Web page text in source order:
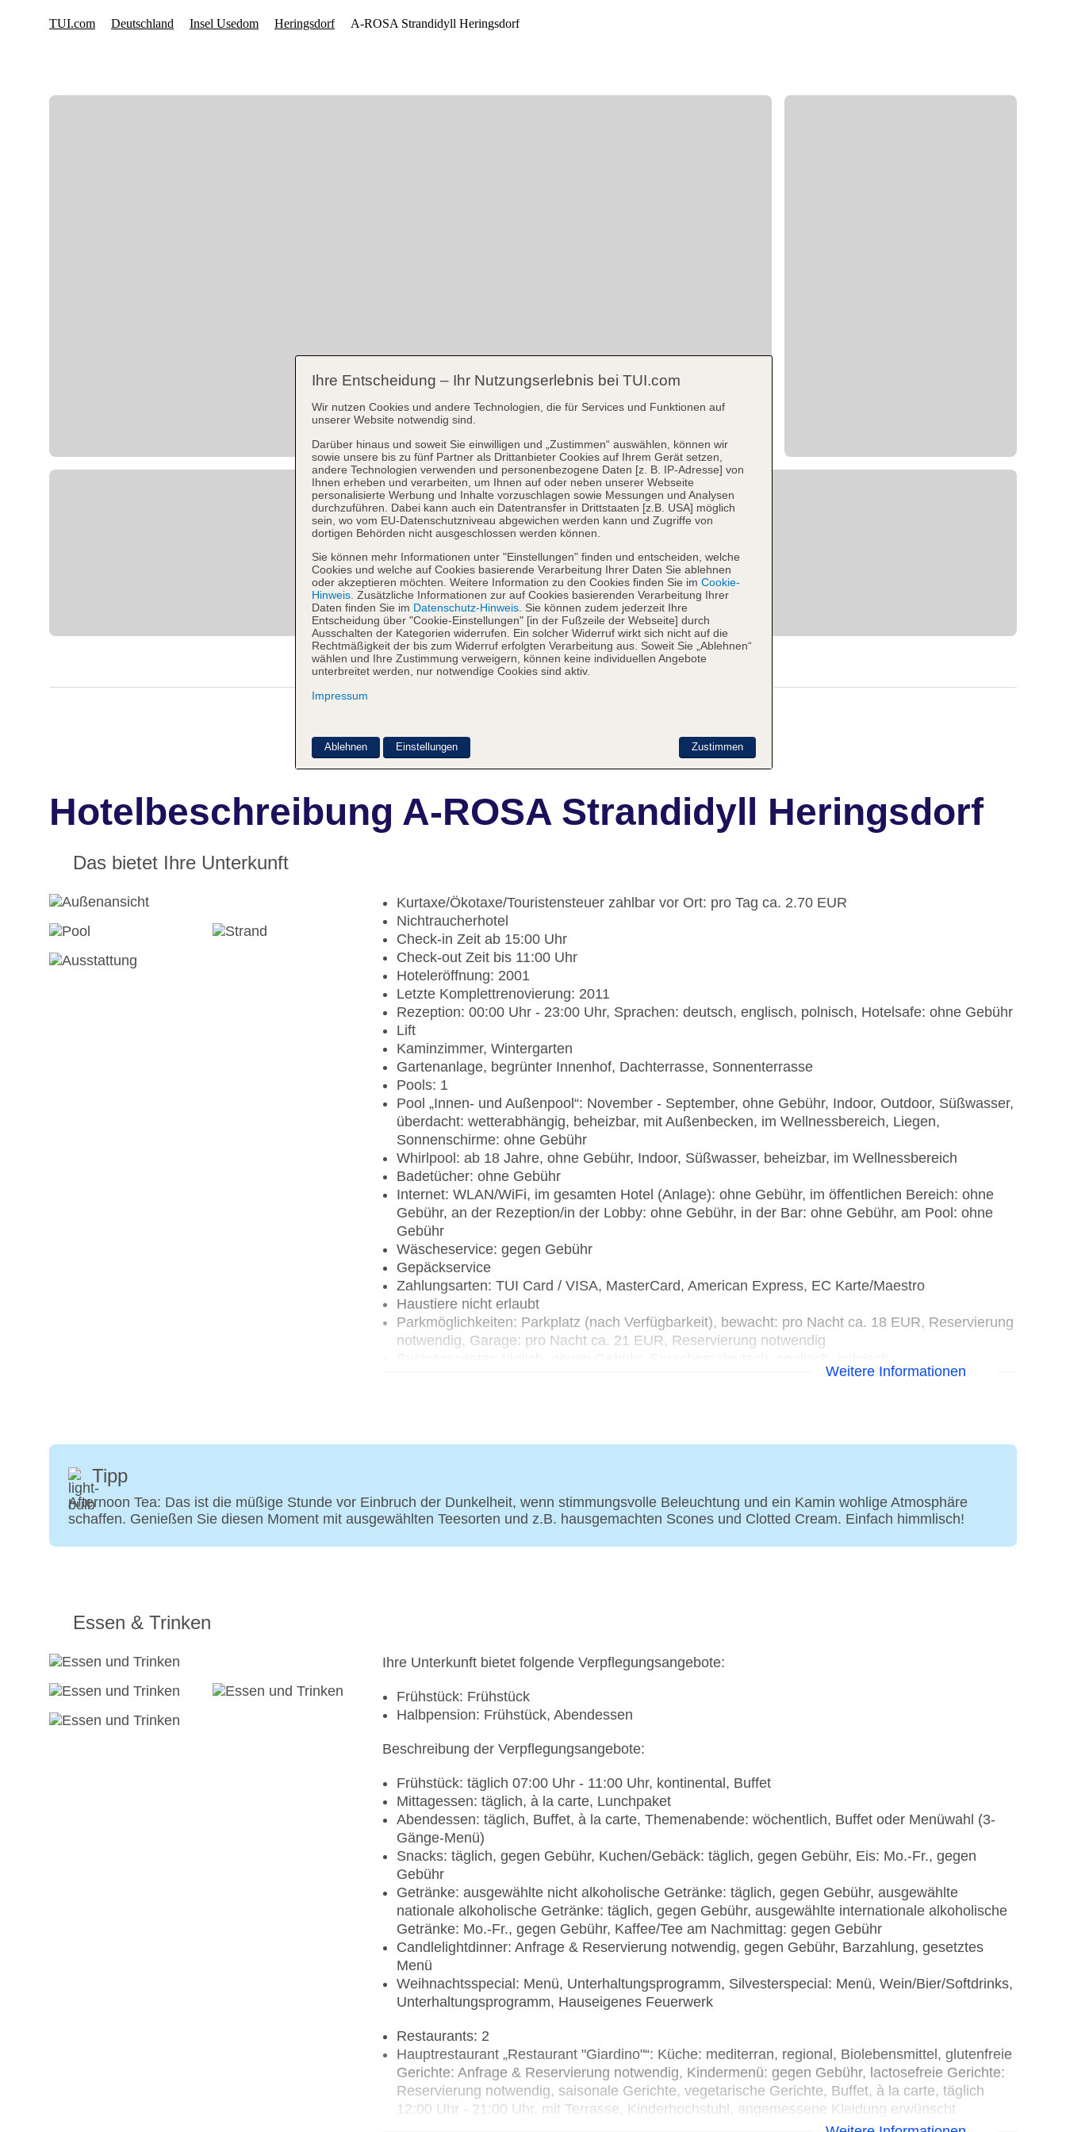
Hotelbeschreibung A-ROSA Strandidyll Heringsdorf
Das bietet Ihre Unterkunft
Kurtaxe/Ökotaxe/Touristensteuer zahlbar vor Ort: pro Tag ca. 2.70 EUR
Nichtraucherhotel
Check-in Zeit ab 15:00 Uhr
Check-out Zeit bis 11:00 Uhr
Hoteleröffnung: 2001
Letzte Komplettrenovierung: 2011
Rezeption: 00:00 Uhr - 23:00 Uhr, Sprachen: deutsch, englisch, polnisch, Hotelsafe: ohne Gebühr
Lift
Kaminzimmer, Wintergarten
Gartenanlage, begrünter Innenhof, Dachterrasse, Sonnenterrasse
Pools: 1
Pool „Innen- und Außenpool“: November - September, ohne Gebühr, Indoor, Outdoor, Süßwasser,
überdacht: wetterabhängig, beheizbar, mit Außenbecken, im Wellnessbereich, Liegen,
Sonnenschirme: ohne Gebühr
Whirlpool: ab 18 Jahre, ohne Gebühr, Indoor, Süßwasser, beheizbar, im Wellnessbereich
Badetücher: ohne Gebühr
Internet: WLAN/WiFi, im gesamten Hotel (Anlage): ohne Gebühr, im öffentlichen Bereich: ohne
Gebühr, an der Rezeption/in der Lobby: ohne Gebühr, in der Bar: ohne Gebühr, am Pool: ohne
Gebühr
Wäscheservice: gegen Gebühr
Gepäckservice
Zahlungsarten: TUI Card / VISA, MasterCard, American Express, EC Karte/Maestro
Haustiere nicht erlaubt
Parkmöglichkeiten: Parkplatz (nach Verfügbarkeit), bewacht: pro Nacht ca. 18 EUR, Reservierung
notwendig, Garage: pro Nacht ca. 21 EUR, Reservierung notwendig
Tagungseinrichtungen: Konferenzräume: 2, klimatisierte Tagungsräume, Tageslicht,
Weitere Informationen
Tipp
Afternoon Tea: Das ist die müßige Stunde vor Einbruch der Dunkelheit, wenn stimmungsvolle Beleuchtung und ein Kamin wohlige Atmosphäre
schaffen. Genießen Sie diesen Moment mit ausgewählten Teesorten und z.B. hausgemachten Scones und Clotted Cream. Einfach himmlisch!
Essen & Trinken
Ihre Unterkunft bietet folgende Verpflegungsangebote:
Frühstück: Frühstück
Halbpension: Frühstück, Abendessen
Beschreibung der Verpflegungsangebote:
Frühstück: täglich 07:00 Uhr - 11:00 Uhr, kontinental, Buffet
Mittagessen: täglich, à la carte, Lunchpaket
Abendessen: täglich, Buffet, à la carte, Themenabende: wöchentlich, Buffet oder Menüwahl (3-
Gänge-Menü)
Snacks: täglich, gegen Gebühr, Kuchen/Gebäck: täglich, gegen Gebühr, Eis: Mo.-Fr., gegen
Gebühr
Getränke: ausgewählte nicht alkoholische Getränke: täglich, gegen Gebühr, ausgewählte
nationale alkoholische Getränke: täglich, gegen Gebühr, ausgewählte internationale alkoholische
Getränke: Mo.-Fr., gegen Gebühr, Kaffee/Tee am Nachmittag: gegen Gebühr
Candlelightdinner: Anfrage & Reservierung notwendig, gegen Gebühr, Barzahlung, gesetztes
Menü
Weihnachtsspecial: Menü, Unterhaltungsprogramm, Silvesterspecial: Menü, Wein/Bier/Softdrinks,
Unterhaltungsprogramm, Hauseigenes Feuerwerk
Restaurants: 2
Hauptrestaurant „Restaurant "Giardino"“: Küche: mediterran, regional, Biolebensmittel, glutenfreie
Gerichte: Anfrage & Reservierung notwendig, Kindermenü: gegen Gebühr, lactosefreie Gerichte:
Reservierung notwendig, saisonale Gerichte, vegetarische Gerichte, Buffet, à la carte, täglich
12:00 Uhr - 21:00 Uhr, mit Terrasse, Kinderhochstuhl, angemessene Kleidung erwünscht
Gourmetrestaurant „Restaurant "Belvedere"“: ab 18 Jahre, 2 Gault Millau Hauben, Küche:
Ihre Entscheidung – Ihr Nutzungserlebnis bei TUI.com
Wir nutzen Cookies und andere Technologien, die für Services und Funktionen auf
unserer Website notwendig sind.
Darüber hinaus und soweit Sie einwilligen und „Zustimmen“ auswählen, können wir
sowie unsere bis zu fünf Partner als Drittanbieter Cookies auf Ihrem Gerät setzen,
andere Technologien verwenden und personenbezogene Daten [z. B. IP-Adresse] von
Ihnen erheben und verarbeiten, um Ihnen auf oder neben unserer Webseite
personalisierte Werbung und Inhalte vorzuschlagen sowie Messungen und Analysen
durchzuführen. Dabei kann auch ein Datentransfer in Drittstaaten [z.B. USA] möglich
sein, wo vom EU-Datenschutzniveau abgewichen werden kann und Zugriffe von
dortigen Behörden nicht ausgeschlossen werden können.
Sie können mehr Informationen unter "Einstellungen" finden und entscheiden, welche
Cookies und welche auf Cookies basierende Verarbeitung Ihrer Daten Sie ablehnen
oder akzeptieren möchten. Weitere Information zu den Cookies finden Sie im Cookie-
Hinweis . Zusätzliche Informationen zur auf Cookies basierenden Verarbeitung Ihrer
Daten finden Sie im Datenschutz-Hinweis . Sie können zudem jederzeit Ihre
Entscheidung über "Cookie-Einstellungen" [in der Fußzeile der Webseite] durch
Ausschalten der Kategorien widerrufen. Ein solcher Widerruf wirkt sich nicht auf die
Rechtmäßigkeit der bis zum Widerruf erfolgten Verarbeitung aus. Soweit Sie „Ablehnen“
wählen und Ihre Zustimmung verweigern, können keine individuellen Angebote
unterbreitet werden, nur notwendige Cookies sind aktiv.
Impressum
Zustimmen
Ablehnen Einstellungen